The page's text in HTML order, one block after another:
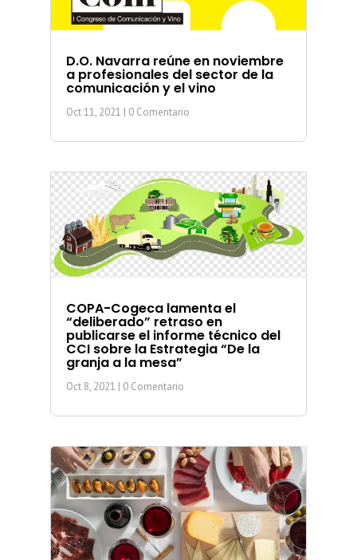
D.O. Navarra reúne en noviembre
a profesionales del sector de la
comunicación y el vino
Oct 11, 2021 | 0 Comentario
COPA-Cogeca lamenta el
“deliberado” retraso en
publicarse el informe técnico del
CCI sobre la Estrategia “De la
granja a la mesa”
Oct 8, 2021 | 0 Comentario